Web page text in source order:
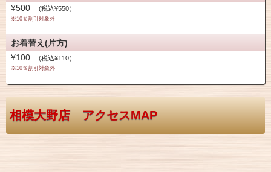
¥500
(税込¥550）
※10％割引対象外
お着替え(片方)
¥100
(税込¥110）
※10％割引対象外
相模大野店 アクセスMAP